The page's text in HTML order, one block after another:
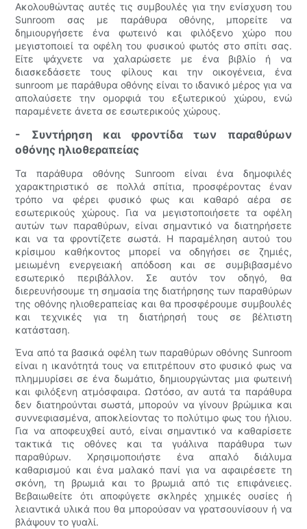
Ακολουθώντας αυτές τις συμβουλές για την ενίσχυση του
Sunroom σας με παράθυρα οθόνης, μπορείτε να
δημιουργήσετε ένα φωτεινό και φιλόξενο χώρο που
μεγιστοποιεί τα οφέλη του φυσικού φωτός στο σπίτι σας.
Είτε ψάχνετε να χαλαρώσετε με ένα βιβλίο ή να
διασκεδάσετε τους φίλους και την οικογένεια, ένα
sunroom με παράθυρα οθόνης είναι το ιδανικό μέρος για να
απολαύσετε την ομορφιά του εξωτερικού χώρου, ενώ
παραμένετε άνετα σε εσωτερικούς χώρους.
- Συντήρηση και φροντίδα των παραθύρων
οθόνης ηλιοθεραπείας
Τα παράθυρα οθόνης Sunroom είναι ένα δημοφιλές
χαρακτηριστικό σε πολλά σπίτια, προσφέροντας έναν
τρόπο να φέρει φυσικό φως και καθαρό αέρα σε
εσωτερικούς χώρους. Για να μεγιστοποιήσετε τα οφέλη
αυτών των παραθύρων, είναι σημαντικό να διατηρήσετε
και να τα φροντίζετε σωστά. Η παραμέληση αυτού του
κρίσιμου καθήκοντος μπορεί να οδηγήσει σε ζημιές,
μειωμένη ενεργειακή απόδοση και σε συμβιβασμένο
εσωτερικό περιβάλλον. Σε αυτόν τον οδηγό, θα
διερευνήσουμε τη σημασία της διατήρησης των παραθύρων
της οθόνης ηλιοθεραπείας και θα προσφέρουμε συμβουλές
και τεχνικές για τη διατήρησή τους σε βέλτιστη
κατάσταση.
Ένα από τα βασικά οφέλη των παραθύρων οθόνης Sunroom
είναι η ικανότητά τους να επιτρέπουν στο φυσικό φως να
πλημμυρίσει σε ένα δωμάτιο, δημιουργώντας μια φωτεινή
και φιλόξενη ατμόσφαιρα. Ωστόσο, αν αυτά τα παράθυρα
δεν διατηρούνται σωστά, μπορούν να γίνουν βρώμικα και
συννεφιασμένα, αποκλείοντας το πολύτιμο φως του ήλιου.
Για να αποφευχθεί αυτό, είναι σημαντικό να καθαρίσετε
τακτικά τις οθόνες και τα γυάλινα παράθυρα των
παραθύρων. Χρησιμοποιήστε ένα απαλό διάλυμα
καθαρισμού και ένα μαλακό πανί για να αφαιρέσετε τη
σκόνη, τη βρωμιά και το βρωμιά από τις επιφάνειες.
Βεβαιωθείτε ότι αποφύγετε σκληρές χημικές ουσίες ή
λειαντικά υλικά που θα μπορούσαν να γρατσουνίσουν ή να
βλάψουν το γυαλί.